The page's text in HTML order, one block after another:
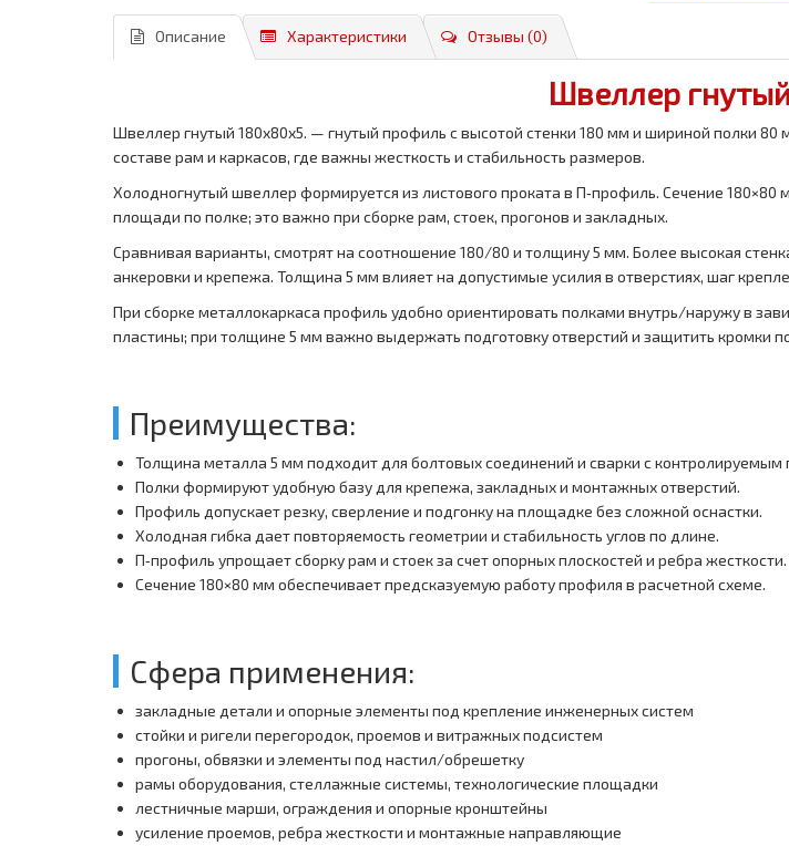
Описание Характеристики Отзывы (0)
Швеллер
Швеллер гнутый 180x80x5. — гнутый профиль с высотой стенки 180 мм и шириной полки
составе рам и каркасов, где важны жесткость и стабильность размеров.
Холодногнутый швеллер формируется из листового проката в П‑профиль. Сечение
площади по полке; это важно при сборке рам, стоек, прогонов и закладных.
Сравнивая варианты, смотрят на соотношение 180/80 и толщину 5 мм. Более высокая
анкеровки и крепежа. Толщина 5 мм влияет на допустимые усилия в отверстиях, шаг
При сборке металлокаркаса профиль удобно ориентировать полками внутрь/наружу в
пластины; при толщине 5 мм важно выдержать подготовку отверстий и защитить кромки
Преимущества:
Толщина металла 5 мм подходит для болтовых соединений и сварки с контролируемым
Полки формируют удобную базу для крепежа, закладных и монтажных отверстий.
Профиль допускает резку, сверление и подгонку на площадке без сложной оснастки.
Холодная гибка дает повторяемость геометрии и стабильность углов по длине.
П‑профиль упрощает сборку рам и стоек за счет опорных плоскостей и ребра жесткости.
Сечение 180×80 мм обеспечивает предсказуемую работу профиля в расчетной схеме.
Сфера применения:
закладные детали и опорные элементы под крепление инженерных систем
стойки и ригели перегородок, проемов и витражных подсистем
прогоны, обвязки и элементы под настил/обрешетку
рамы оборудования, стеллажные системы, технологические площадки
лестничные марши, ограждения и опорные кронштейны
усиление проемов, ребра жесткости и монтажные направляющие